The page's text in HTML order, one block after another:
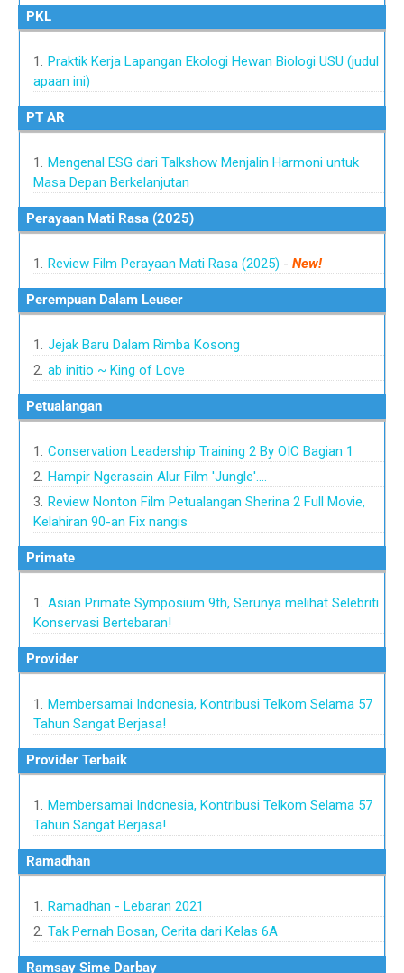
PKL
Praktik Kerja Lapangan Ekologi Hewan Biologi USU (judul
apaan ini)
PT AR
Mengenal ESG dari Talkshow Menjalin Harmoni untuk
Masa Depan Berkelanjutan
Perayaan Mati Rasa (2025)
Review Film Perayaan Mati Rasa (2025) -New!
Perempuan Dalam Leuser
Jejak Baru Dalam Rimba Kosong
ab initio ~ King of Love
Petualangan
Conservation Leadership Training 2 By OIC Bagian 1
Hampir Ngerasain Alur Film 'Jungle'....
Review Nonton Film Petualangan Sherina 2 Full Movie,
Kelahiran 90-an Fix nangis
Primate
Asian Primate Symposium 9th, Serunya melihat Selebriti
Konservasi Bertebaran!
Provider
Membersamai Indonesia, Kontribusi Telkom Selama 57
Tahun Sangat Berjasa!
Provider Terbaik
Membersamai Indonesia, Kontribusi Telkom Selama 57
Tahun Sangat Berjasa!
Ramadhan
Ramadhan - Lebaran 2021
Tak Pernah Bosan, Cerita dari Kelas 6A
Ramsay Sime Darbay